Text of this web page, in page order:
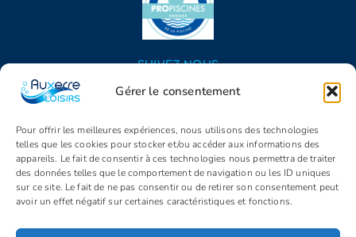
Gérer le consentement
Pour offrir les meilleures expériences, nous utilisons des technologies
telles que les cookies pour stocker et/ou accéder aux informations des
appareils. Le fait de consentir à ces technologies nous permettra de traiter
des données telles que le comportement de navigation ou les ID uniques
sur ce site. Le fait de ne pas consentir ou de retirer son consentement peut
avoir un effet négatif sur certaines caractéristiques et fonctions.
SUIVEZ NOUS
© Copyright 2005 - 2026 | Auxerre Loisirs | Tous droits réservés |